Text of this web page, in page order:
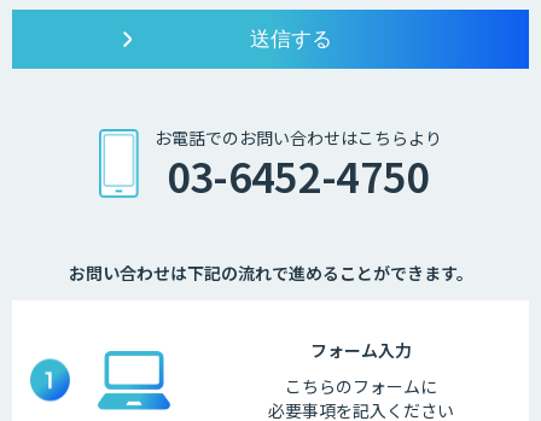
お電話でのお問い合わせはこちらより
03-6452-4750
お問い合わせは下記の流れで進めることができます。
フォーム入力
こちらのフォームに
必要事項を記入ください